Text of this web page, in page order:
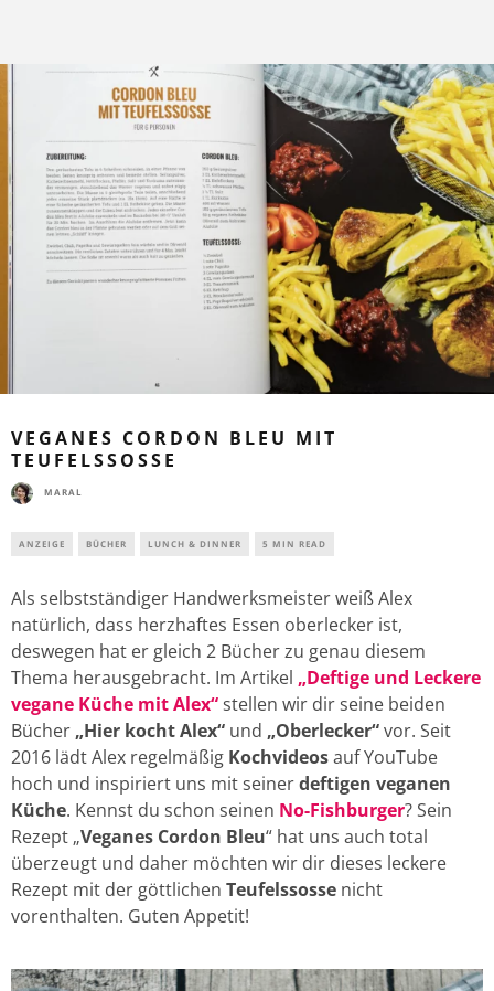
VEGANES CORDON BLEU MIT
TEUFELSSOSSE
MARAL
ANZEIGE BÜCHER LUNCH & DINNER 5 MIN READ
Als selbstständiger Handwerksmeister weiß Alex
natürlich, dass herzhaftes Essen oberlecker ist,
deswegen hat er gleich 2 Bücher zu genau diesem
Thema herausgebracht. Im Artikel „Deftige und Leckere
vegane Küche mit Alex“stellen wir dir seine beiden
Bücher „Hier kocht Alex“ und „Oberlecker“vor. Seit
2016 lädt Alex regelmäßig Kochvideosauf YouTube
hoch und inspiriert uns mit seinerdeftigen veganen
Küche. Kennst du schon seinen No-Fishburger? Sein
Rezept „Veganes Cordon Bleu“ hat uns auch total
überzeugt und daher möchten wir dir dieses leckere
Rezept mit der göttlichen Teufelssosse nicht
vorenthalten. Guten Appetit!